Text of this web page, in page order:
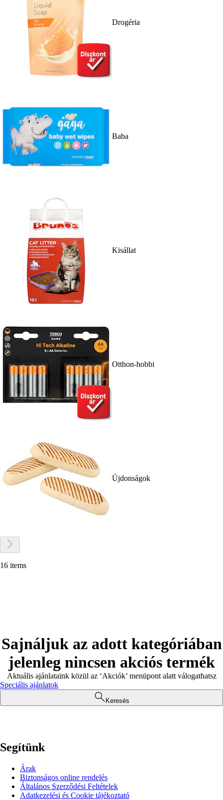
Drogéria
Baba
Kisállat
Otthon-hobbi
Újdonságok
16 items
Sajnáljuk az adott kategóriában
jelenleg nincsen akciós termék
Aktuális ajánlataink közül az ‘Akciók’ menüpont alatt válogathatsz
Speciális ajánlatok
Keresés
Segítünk
Árak
Biztonságos online rendelés
Általános Szerződési Feltételek
Adatkezelési és Cookie tájékoztató